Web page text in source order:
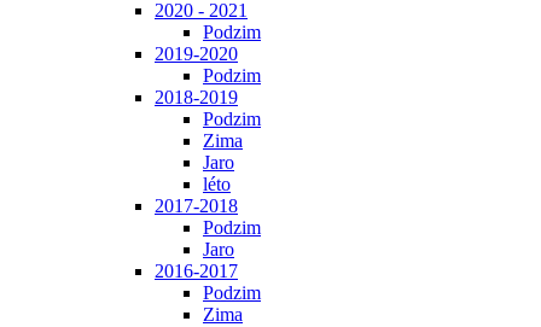
2020 - 2021
Podzim
2019-2020
Podzim
2018-2019
Podzim
Zima
Jaro
léto
2017-2018
Podzim
Jaro
2016-2017
Podzim
Zima